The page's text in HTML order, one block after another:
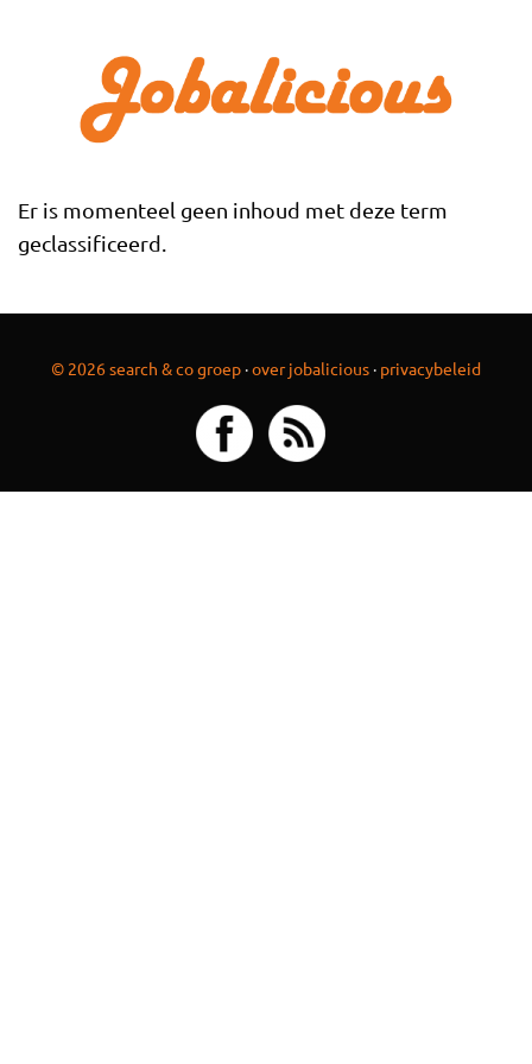
Er is momenteel geen inhoud met deze term
geclassificeerd.
© 2026 search & co groep ·over jobalicious · privacybeleid